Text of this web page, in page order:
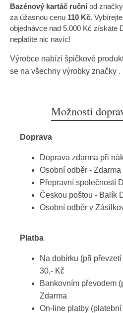
Bazénový kartáč ručníod značky
za úžasnou cenu 110 Kč.
objednávce nad 5.000 Kč získáte
neplatíte nic navíc!
Výrobce nabízí špičkové
se na všechny výrobky značky .
Možnosti
Doprava
Doprava zdarma při
Osobní odběr - Zdarma
Přepravní společností
Českou poštou - Balík
Osobní odběr v
Platba
Na dobírku (při
30,- Kč
Bankovním převodem
Zdarma
On-line platby